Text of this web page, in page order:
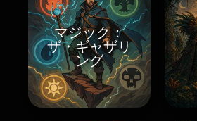
マジック：
ザ・ギャザリ
ング